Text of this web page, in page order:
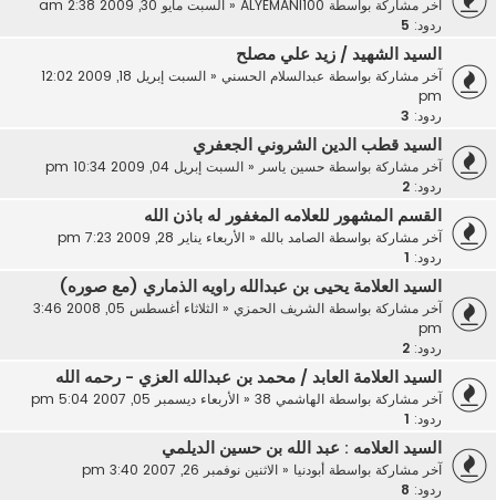
آخر مشاركة بواسطة ALYEMANI100
« السبت مايو 30, 2009 2:38 am
ردود: 5
السيد الشهيد / زيد علي مصلح
آخر مشاركة بواسطة عبدالسلام الحسني «
السبت إبريل 18, 2009 12:02
pm
ردود: 3
السيد قطب الدين الشروني الجعفري
آخر مشاركة بواسطة حسين ياسر « السبت إبريل 04, 2009 10:34 pm
ردود: 2
القسم المشهور للعلامه المغفور له باذن الله
آخر مشاركة بواسطة الصامد بالله « الأربعاء يناير 28, 2009 7:23 pm
ردود: 1
السيد العلامة يحيى بن عبدالله راويه الذماري (مع صوره)
آخر مشاركة بواسطة الشريف الحمزي «
الثلاثاء أغسطس 05, 2008 3:46
pm
ردود: 2
السيد العلامة العابد / محمد بن عبدالله العزي - رحمه الله
آخر مشاركة بواسطة الهاشمي 38 « الأربعاء ديسمبر 05, 2007 5:04 pm
ردود: 1
السيد العلامه : عبد الله بن حسين الديلمي
آخر مشاركة بواسطة أبودنيا « الاثنين نوفمبر 26, 2007 3:40 pm
ردود: 8